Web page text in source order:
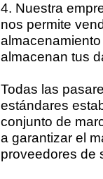
4. Nuestra
nos permite
almacenan tus
Todas las
estándares
conjunto de
a garantizar el
proveedores de